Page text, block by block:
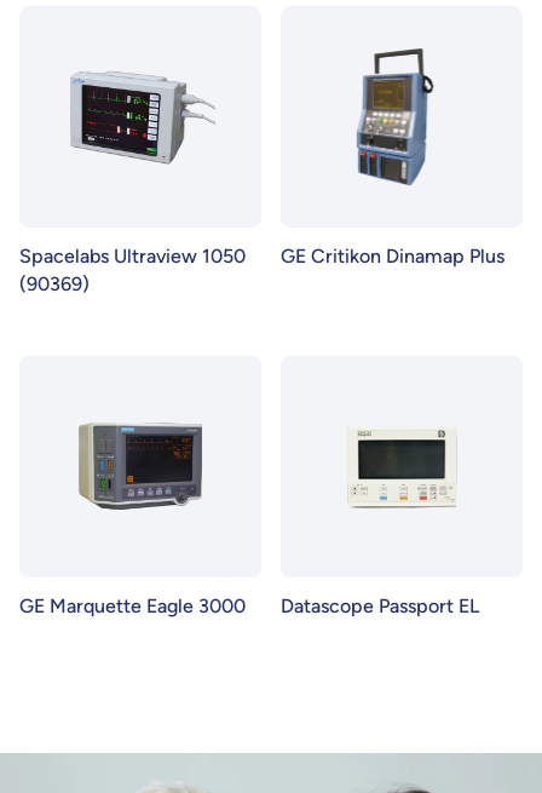
Spacelabs Ultraview 1050
(90369)
GE Critikon Dinamap Plus
GE Marquette Eagle 3000 Datascope Passport EL